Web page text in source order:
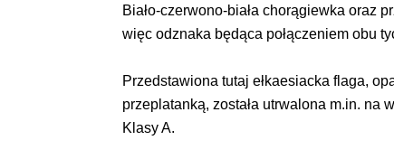
Biało-czerwono-biała chorągiewka oraz
więc odznaka będąca połączeniem obu
Przedstawiona tutaj ełkaesiacka flaga,
przeplatanką, została utrwalona m.in. na
Klasy A.